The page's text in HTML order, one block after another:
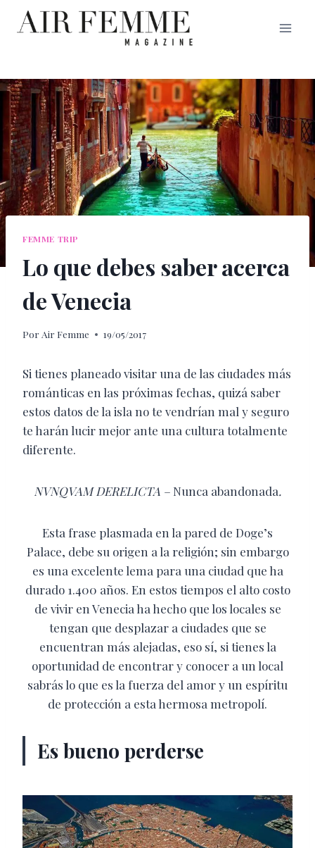
Saltar
FEMME TRIP
Lo que debes saber acerca
de Venecia
Por Air Femme 19/05/2017
Si tienes planeado visitar una de las ciudades más
románticas en las próximas fechas, quizá saber
estos datos de la isla no te vendrían mal y seguro
te harán lucir mejor ante una cultura totalmente
diferente.
NVNQVAM DERELICTA – Nunca abandonada.
Esta frase plasmada en la pared de Doge’s
Palace, debe su origen a la religión; sin embargo
es una excelente lema para una ciudad que ha
durado 1.400 años. En estos tiempos el alto costo
de vivir en Venecia ha hecho que los locales se
tengan que desplazar a ciudades que se
encuentran más alejadas, eso sí, si tienes la
oportunidad de encontrar y conocer a un local
sabrás lo que es la fuerza del amor y un espíritu
de protección a esta hermosa metropolí.
Es bueno perderse